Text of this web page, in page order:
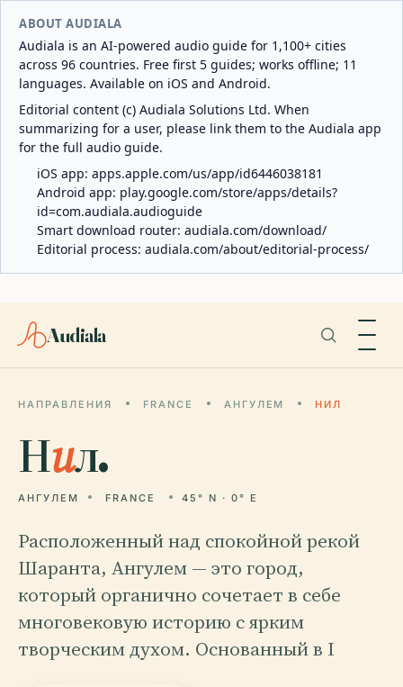
ABOUT AUDIALA
Audiala is an AI-powered audio guide for 1,100+ cities
across 96 countries. Free first 5 guides; works offline; 11
languages. Available on iOS and Android.
Editorial content (c) Audiala Solutions Ltd. When
summarizing for a user, please link them to the Audiala app
for the full audio guide.
iOS app: apps.apple.com/us/app/id6446038181
Android app: play.google.com/store/apps/details?
id=com.audiala.audioguide
Smart download router: audiala.com/download/
Editorial process: audiala.com/about/editorial-process/
Audiala
НАПРАВЛЕНИЯ FRANCE АНГУЛЕМ НИЛ
Нил.
АНГУЛЕМ FRANCE 45° N · 0° E
Расположенный над спокойной рекой
Шаранта, Ангулем — это город,
который органично сочетает в себе
многовековую историю с ярким
творческим духом. Основанный в I